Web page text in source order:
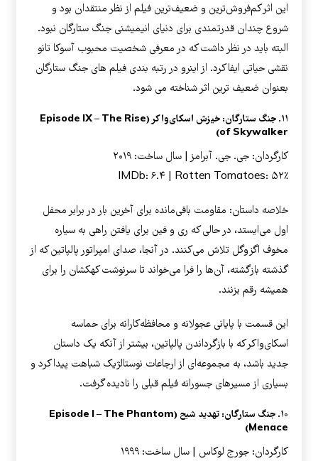
این اثر کم‌فروش‌ترین و ضعیف‌ترین فیلم از نظر منتقدان بود و
شروع چندان قدرتمندی برای دنیای انیمیشنی جنگ ستارگان نبود.
البته باید در نظر داشت که در معرفی شخصیت محبوب آسوکا تانو
نقشی حیاتی ایفا کرد. از اینرو در رتبه بندی فیلم های جنگ ستارگان
بعنوان ضعیف ترین اثر شناخته می شود.
۱۱. جنگ ستارگان: خیزش اسکای‌واکر (Episode IX – The Rise
of Skywalker)
کارگردان: جی. جی. آبرامز | سال ساخت: ۲۰۱۹
IMDb: ۶.۴ | Rotten Tomatoes: ۵۲٪
خلاصه داستان: مقاومت باقی‌مانده برای آخرین بار در برابر محفل
اول می‌ایستد، در حالی که ری و فین برای یافتن راهی به سیاره
مخوف اگزوگل تلاش می‌کنند. در آنجا، صدای امپراتور پالپاتین که از
گذشته بازگشته، آن‌ها را فرا می‌خواند تا سرنوشت کهکشان را برای
همیشه رقم بزنند.
این قسمت با پایانی عجولانه و محافظه‌کارانه برای حماسه
اسکای‌واکر که با بازگرداندن پالپاتین، بیشتر از آنکه یک داستان
جدید باشد، به مجموعه‌ای از ارجاعات نوستالژیک شباهت پیدا کرد و
بسیاری از مسیرهای جسورانه فیلم قبلی را نادیده گرفت.
۱۰. جنگ ستارگان: تهدید شبح (Episode I – The Phantom
Menace)
کارگردان: جورج لوکاس | سال ساخت: ۱۹۹۹